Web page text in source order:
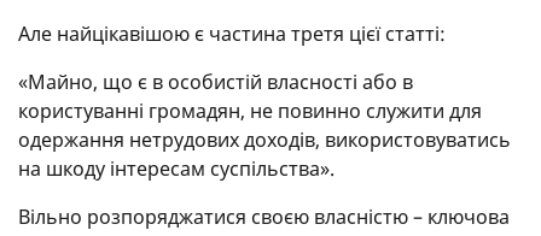
Але найцікавішою є частина третя цієї статті:
«Майно, що є в особистій власності або в
користуванні громадян, не повинно служити для
одержання нетрудових доходів, використовуватись
на шкоду інтересам суспільства».
Вільно розпоряджатися своєю власністю – ключова